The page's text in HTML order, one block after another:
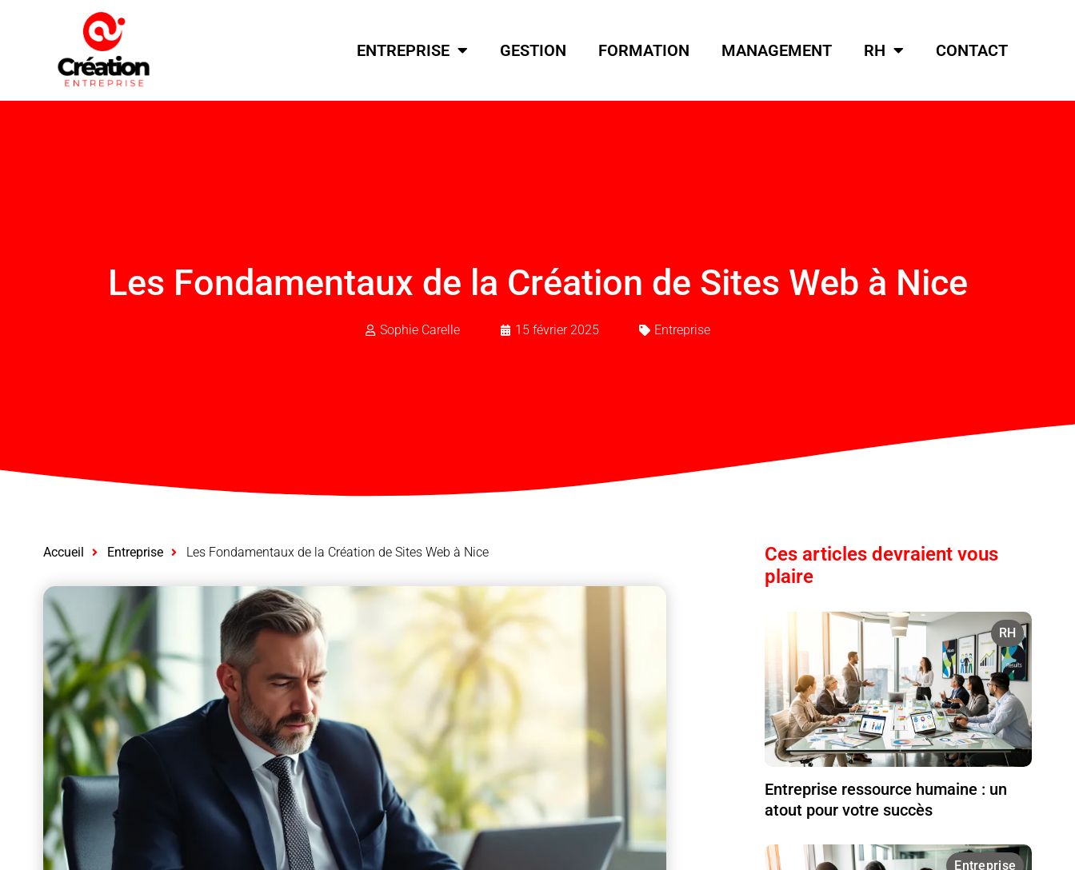
ENTREPRISE GESTION FORMATION MANAGEMENT RH CONTACT
Les Fondamentaux de la Création de Sites Web à Nice
Sophie Carelle 15 février 2025 Entreprise
Accueil Entreprise Les Fondamentaux de la Création de Sites Web à Nice
Ces articles devraient vous
plaire
RH
Entreprise ressource humaine : un
atout pour votre succès
Entreprise